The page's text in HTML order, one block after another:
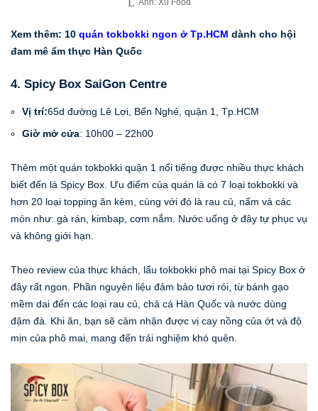
Ảnh: Xù Food
Xem thêm: 10 quán tokbokki ngon ở Tp.HCM dành cho hội
đam mê ẩm thực Hàn Quốc
4. Spicy Box SaiGon Centre
Vị trí:65d đường Lê Lợi, Bến Nghé, quận 1, Tp.HCM
Giờ mở cửa: 10h00 – 22h00
Thêm một quán tokbokki quận 1 nổi tiếng được nhiều thực khách
biết đến là Spicy Box. Ưu điểm của quán là có 7 loại tokbokki và
hơn 20 loại topping ăn kèm, cùng với đó là rau củ, nấm và các
món như: gà rán, kimbap, cơm nắm. Nước uống ở đây tự phục vụ
và không giới hạn.
Theo review của thực khách, lẩu tokbokki phô mai tại Spicy Box ở
đây rất ngon. Phần nguyên liệu đảm bảo tươi rói, từ bánh gạo
mềm dai đến các loại rau củ, chả cá Hàn Quốc và nước dùng
đậm đà. Khi ăn, bạn sẽ cảm nhận được vị cay nồng của ớt và độ
mịn của phô mai, mang đến trải nghiệm khó quên.